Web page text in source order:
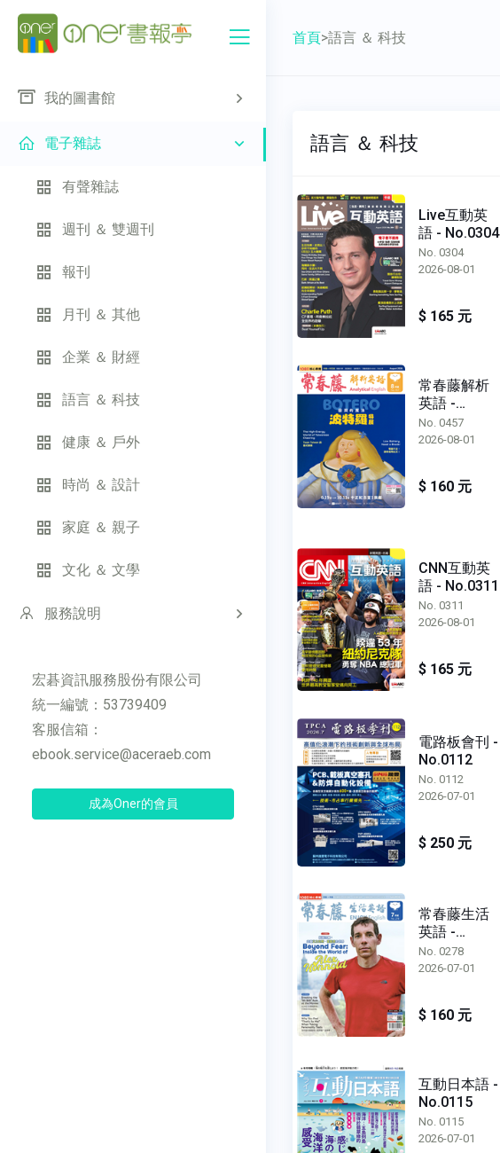
我的圖書館
電子雜誌
有聲雜誌
週刊 ＆ 雙週刊
報刊
月刊 ＆ 其他
企業 ＆ 財經
語言 ＆ 科技
健康 ＆ 戶外
時尚 ＆ 設計
家庭 ＆ 親子
文化 ＆ 文學
服務說明
宏碁資訊服務股份有限公司
統一編號：53739409
客服信箱：
ebook.service@aceraeb.com
成為Oner的會員
首頁>語言 ＆ 科技
語言 ＆ 科技
Live互動英
語 - No.0304
No. 0304
2026-08-01
$ 165 元
常春藤解析
英語 -
No.0457
No. 0457
2026-08-01
$ 160 元
CNN互動英
語 - No.0311
No. 0311
2026-08-01
$ 165 元
電路板會刊 -
No.0112
No. 0112
2026-07-01
$ 250 元
常春藤生活
英語 -
No.0278
No. 0278
2026-07-01
$ 160 元
互動日本語 -
No.0115
No. 0115
2026-07-01